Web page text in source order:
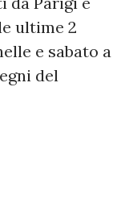
ultime 2
e sabato a
del